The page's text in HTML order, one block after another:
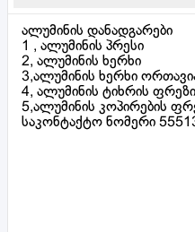
ალუმინის დანადგარები
1 , ალუმინის პრესი
2, ალუმინის ხერხი
3,ალუმინის ხერხი
4, ალუმინის ტიხრის ფრეზი
5,ალუმინის კოპირების
საკონტაქტო ნომერი